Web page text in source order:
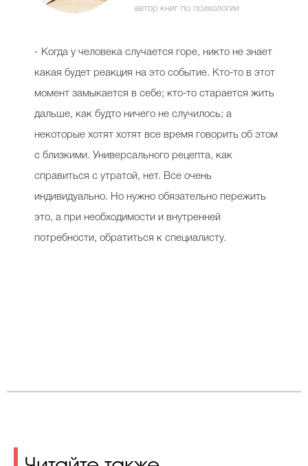
автор книг по психологии
- Когда у человека случается горе, никто не знает
какая будет реакция на это событие. Кто-то в этот
момент замыкается в себе; кто-то старается жить
дальше, как будто ничего не случилось; а
некоторые хотят хотят все время говорить об этом
с близкими. Универсального рецепта, как
справиться с утратой, нет. Все очень
индивидуально. Но нужно обязательно пережить
это, а при необходимости и внутренней
потребности, обратиться к специалисту.